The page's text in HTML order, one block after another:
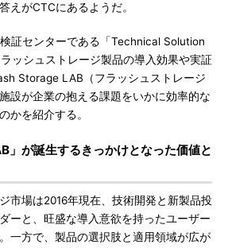
えがCTCにあるようだ。
証センターである「Technical Solution
ッシュストレージ製品の導入効果や実証
Storage LAB（フラッシュストレージ
設が企業の抱える課題をいかに効率的な
かを紹介する。
」が誕生するきっかけとなった価値と
市場は2016年現在、技術開発と新製品投
ーと、旺盛な導入意欲を持ったユーザー
一方で、製品の選択肢と適用領域が広が